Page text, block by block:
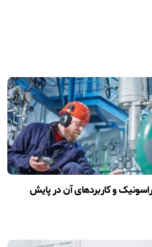
و کاربردهای آن در پایش